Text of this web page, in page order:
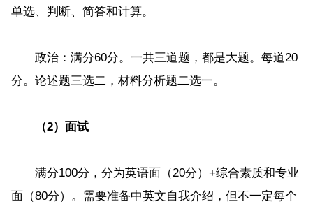
单选、判断、简答和计算。
政治：满分60分。一共三道题，都是大题。每道20
分。论述题三选二，材料分析题二选一。
（2）面试
满分100分，分为英语面（20分）+综合素质和专业
面（80分）。需要准备中英文自我介绍，但不一定每个